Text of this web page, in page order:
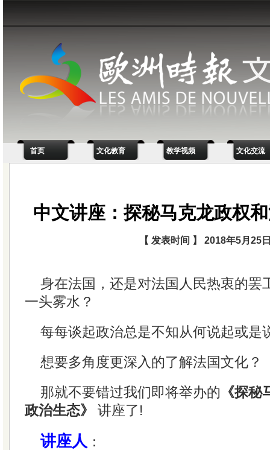
首页 文化教育 教学视频 文化交流
中文讲座：探秘马克龙政权
【 发表时间 】 2018年5月25
身在法国，还是对法国人民热衷的罢
一头雾水？
每每谈起政治总是不知从何说起或是
想要多角度更深入的了解法国文化？
那就不要错过我们即将举办的 《探
政治生态》 讲座了!
讲座人 ：